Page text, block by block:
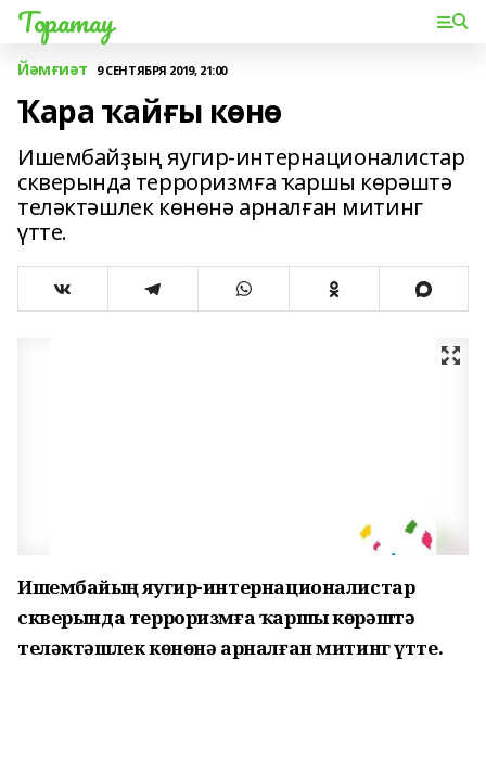
Торатау
Йәмғиәт 9 СЕНТЯБРЯ 2019, 21:00
Ҡара ҡайғы көнө
Ишембайҙың яугир-интернационалистар
скверында терроризмға ҡаршы көрәштә
теләктәшлек көнөнә арналған митинг
үтте.
Ишембайҙың яугир-интернационалистар
скверында терроризмға ҡаршы көрәштә
теләктәшлек көнөнә арналған митинг үтте.